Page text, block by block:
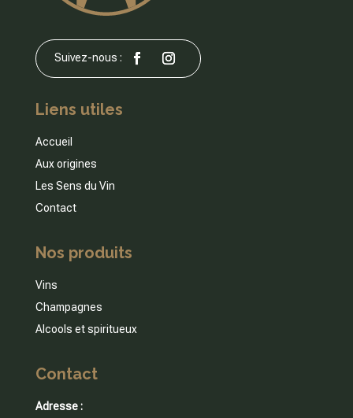
Liens utiles
Accueil
Aux origines
Les Sens du Vin
Contact
Nos produits
Vins
Champagnes
Alcools et spiritueux
Contact
Adresse :